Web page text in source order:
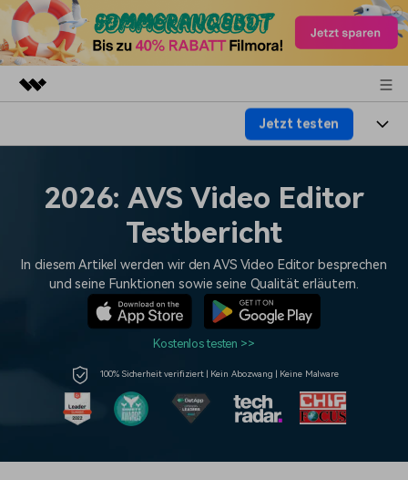
Dienstprogramme
Überblick
Presseraum
Jetzt testen
Plattformen
Assets
Video/Foto
Audio
Lösungen
Soziale Medien
Lifestyle & Spaß
Ressourcen
Video-Prompts
Über 100 heiße Video-
Prompts – schnell ähnliche
Meisterkurs
Beherrschen Sie
fortgeschrittene
Erste Schritte
KAUFEN Anmelden
2026: AVS Video Editor
Testbericht
In diesem Artikel werden wir den AVS Video Editor besprechen
und seine Funktionen sowie seine Qualität erläutern.
Kostenlos testen >>
100% Sicherheit verifiziert | Kein Abozwang | Keine Malware